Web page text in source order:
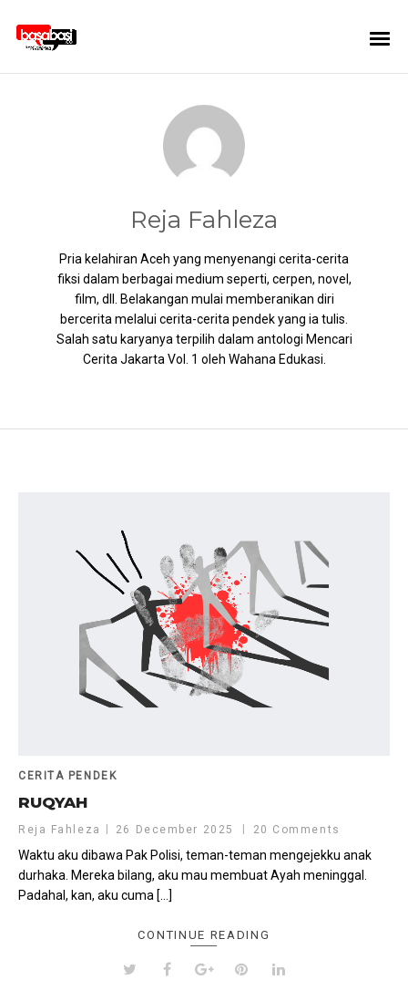
Reja Fahleza
Pria kelahiran Aceh yang menyenangi cerita-cerita
fiksi dalam berbagai medium seperti, cerpen, novel,
film, dll. Belakangan mulai memberanikan diri
bercerita melalui cerita-cerita pendek yang ia tulis.
Salah satu karyanya terpilih dalam antologi Mencari
Cerita Jakarta Vol. 1 oleh Wahana Edukasi.
CERITA PENDEK
RUQYAH
Reja Fahleza 26 December 2025 20 Comments
Waktu aku dibawa Pak Polisi, teman-teman mengejekku anak
durhaka. Mereka bilang, aku mau membuat Ayah meninggal.
Padahal, kan, aku cuma […]
CONTINUE READING